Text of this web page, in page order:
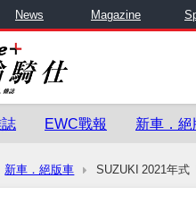
News Magazine
EWC戰報 新車．絕
新車．絕版車 SUZUKI 2021年式